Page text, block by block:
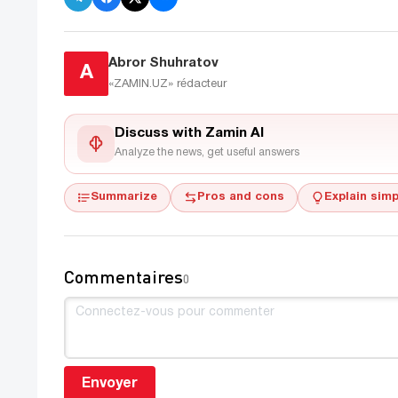
A
Abror Shuhratov
«ZAMIN.UZ» rédacteur
Discuss with Zamin AI
Analyze the news, get useful answers
Summarize Pros and cons Explain
Commentaires0
Envoyer